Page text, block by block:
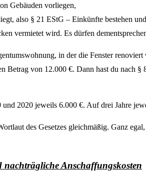
Gebäuden vorliegen,
also § 21 EStG – Einkünfte bestehen und
vermietet wird. Es dürfen
in der die Fenster
Betrag von 12.000 €. Dann hast du nach
2020 jeweils 6.000 €. Auf drei Jahre
des Gesetzes gleichmäßig. Ganz
Anschaffungskosten